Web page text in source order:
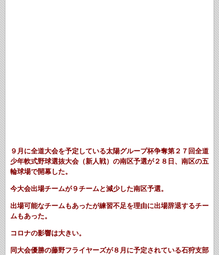
９月に全道大会を予定している太陽グループ杯争奪第２７回全道
少年軟式野球選抜大会（新人戦）の南区予選が２８日、南区の五
輪球場で開幕した。
今大会出場チームが９チームと減少した南区予選。
出場可能なチームもあったが練習不足を理由に出場辞退するチー
ムもあった。
コロナの影響は大きい。
同大会優勝の藤野フライヤーズが８月に予定されている石狩支部